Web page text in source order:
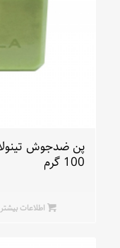
100 گرم
اطلاعات بیشتر